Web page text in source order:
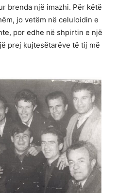
brenda një imazhi. Për këtë
jo vetëm në celuloidin e
por edhe në shpirtin e një
prej kujtesëtarëve të tij më